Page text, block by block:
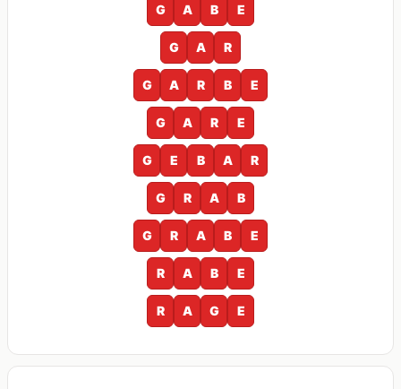
G A B E
G A R
G A R B E
G A R E
G E B A R
G R A B
G R A B E
R A B E
R A G E